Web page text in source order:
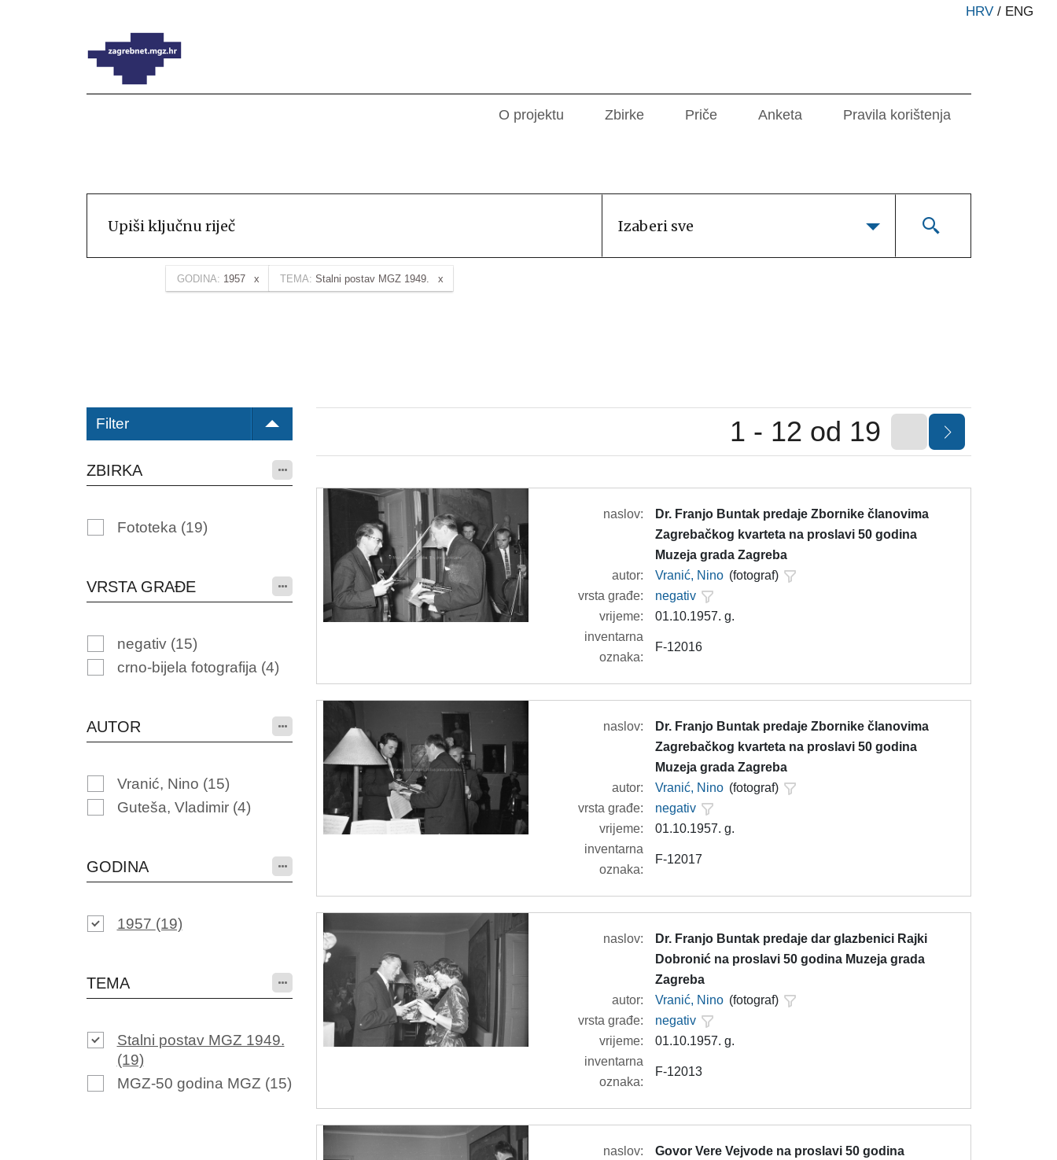
HRV / ENG
O projektu Zbirke Priče Anketa Pravila korištenja
Izaberi sve
GODINA: 1957 TEMA: Stalni postav MGZ 1949.
Filter
ZBIRKA
Fototeka (19)
VRSTA GRAĐE
negativ (15)
crno-bijela fotografija (4)
AUTOR
Vranić, Nino (15)
Guteša, Vladimir (4)
GODINA
1957 (19)
TEMA
Stalni postav MGZ 1949.
(19)
MGZ-50 godina MGZ (15)
1 - 12 od 19
naslov:
Dr. Franjo Buntak predaje Zbornike članovima
Zagrebačkog kvarteta na proslavi 50 godina
Muzeja grada Zagreba
autor:
Vranić, Nino (fotograf)
vrsta građe:
negativ
vrijeme:
01.10.1957. g.
inventarna
oznaka:
F-12016
naslov:
Dr. Franjo Buntak predaje Zbornike članovima
Zagrebačkog kvarteta na proslavi 50 godina
Muzeja grada Zagreba
autor:
Vranić, Nino (fotograf)
vrsta građe:
negativ
vrijeme:
01.10.1957. g.
inventarna
oznaka:
F-12017
naslov:
Dr. Franjo Buntak predaje dar glazbenici Rajki
Dobronić na proslavi 50 godina Muzeja grada
Zagreba
autor:
Vranić, Nino (fotograf)
vrsta građe:
negativ
vrijeme:
01.10.1957. g.
inventarna
oznaka:
F-12013
naslov:
Govor Vere Vejvode na proslavi 50 godina